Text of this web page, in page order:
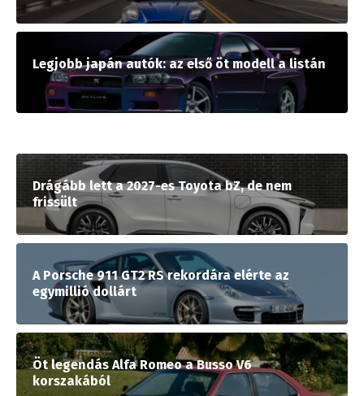
Legjobb japán autók: az első öt modell a listán
Drágább lett a 2027-es Toyota bZ, de nem
frissült
A Porsche 911 GT2 RS rekordára elérte az
egymillió dollárt
Öt legendás Alfa Romeo a Busso V6
korszakából